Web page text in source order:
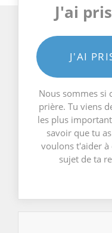
J'ai
J'AI
Nous sommes si
prière. Tu viens
les plus
savoir que tu
voulons t'aider à
sujet de ta